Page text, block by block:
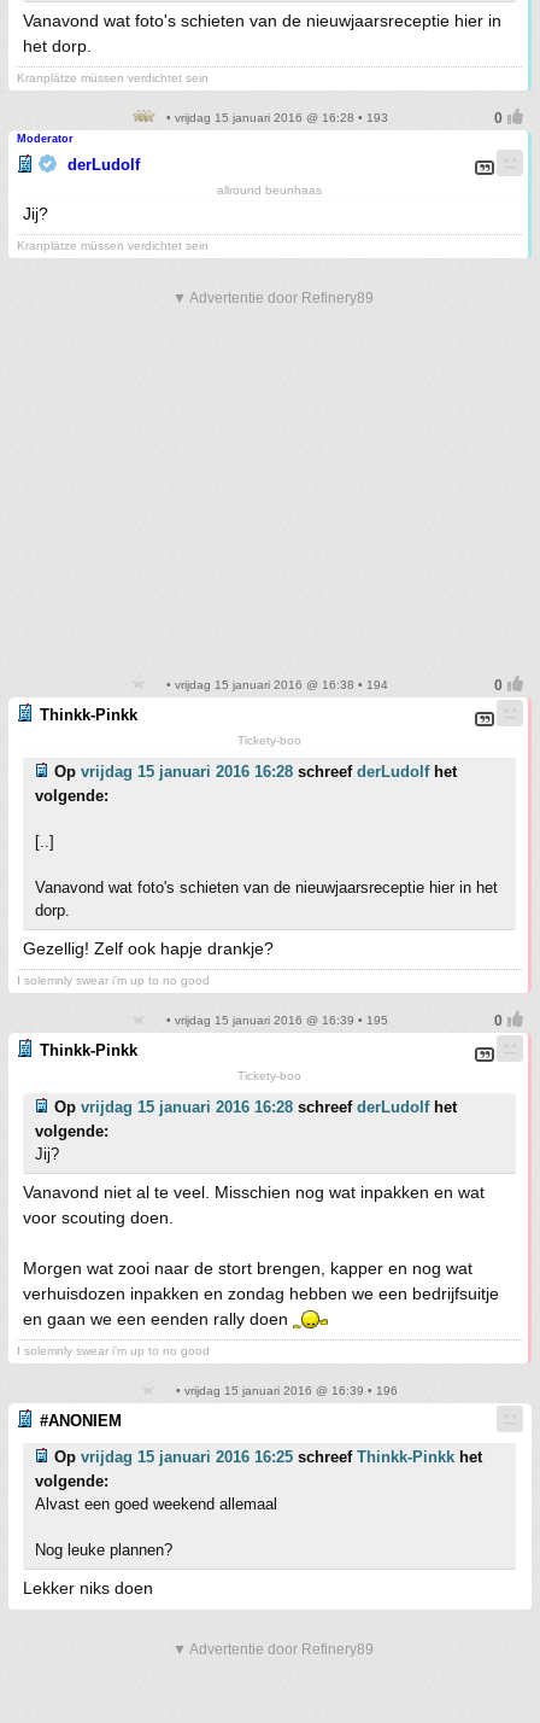
Vanavond wat foto's schieten van de nieuwjaarsreceptie hier in
het dorp.
Kranplätze müssen verdichtet sein
• vrijdag 15 januari 2016 @ 16:28 • 193
Moderator
derLudolf
allround beunhaas
Jij?
Kranplätze müssen verdichtet sein
▼ Advertentie door Refinery89
• vrijdag 15 januari 2016 @ 16:38 • 194
Thinkk-Pinkk
Tickety-boo
Op vrijdag 15 januari 2016 16:28 schreef derLudolfhet
volgende:
[..]
Vanavond wat foto's schieten van de nieuwjaarsreceptie hier in het
dorp.
Gezellig! Zelf ook hapje drankje?
I solemnly swear i'm up to no good
• vrijdag 15 januari 2016 @ 16:39 • 195
Thinkk-Pinkk
Tickety-boo
Op vrijdag 15 januari 2016 16:28 schreef derLudolfhet
volgende:
Jij?
Vanavond niet al te veel. Misschien nog wat inpakken en wat
voor scouting doen.
Morgen wat zooi naar de stort brengen, kapper en nog wat
verhuisdozen inpakken en zondag hebben we een bedrijfsuitje
en gaan we een eenden rally doen
I solemnly swear i'm up to no good
• vrijdag 15 januari 2016 @ 16:39 • 196
#ANONIEM
Op vrijdag 15 januari 2016 16:25 schreef Thinkk-Pinkk het
volgende:
Alvast een goed weekend allemaal
Nog leuke plannen?
Lekker niks doen
▼ Advertentie door Refinery89